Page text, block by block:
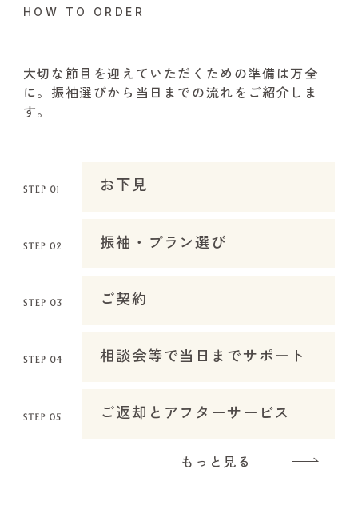
HOW TO ORDER
大切な節目を迎えていただくための準備は万全
に。振袖選びから当日までの流れをご紹介しま
す。
お下見
振袖・プラン選び
ご契約
相談会等で当日までサポート
ご返却とアフターサービス
もっと見る